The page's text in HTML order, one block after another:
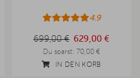
4.9
699,00 € 629,00 €
Du sparst: 70,00 €
IN DEN KORB